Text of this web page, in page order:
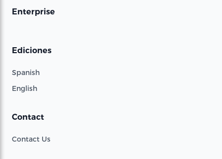
Enterprise
Ediciones
Spanish
English
Contact
Contact Us